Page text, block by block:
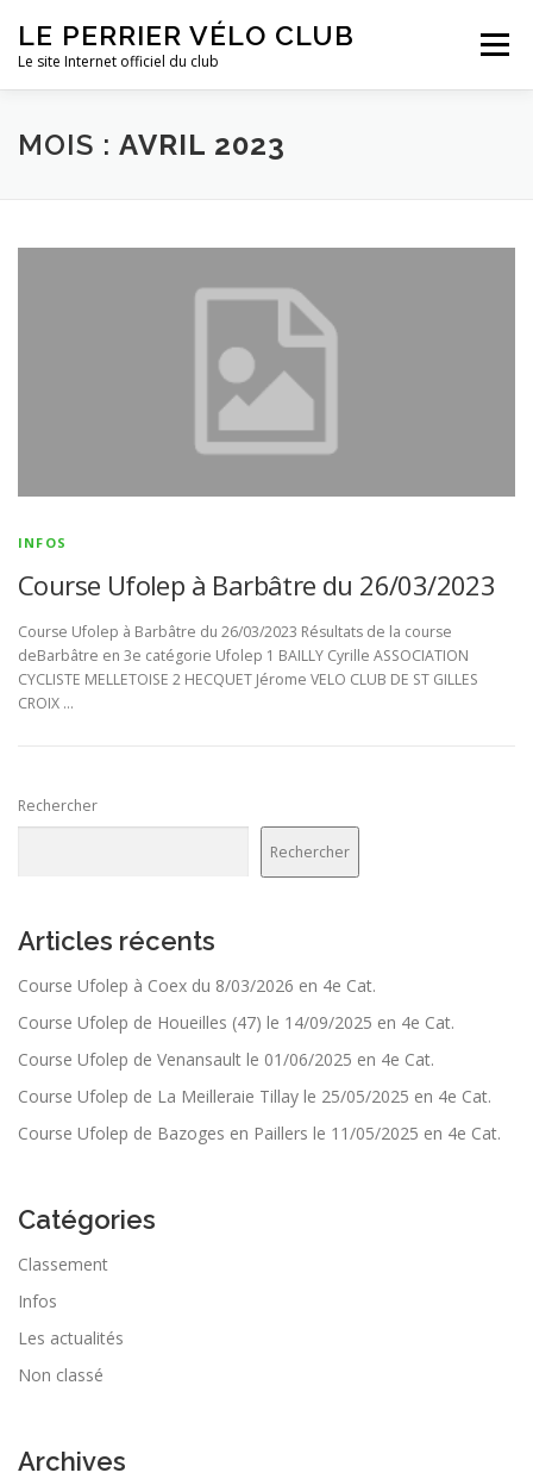
contenu
LE PERRIER VÉLO CLUB
Le site Internet officiel du club
Menu
ACTUALITÉS LE CLUB
MOIS : AVRIL 2023
INFOS
Course Ufolep à Barbâtre du 26/03/2023
Course Ufolep à Barbâtre du 26/03/2023 Résultats de la course
deBarbâtre en 3e catégorie Ufolep 1 BAILLY Cyrille ASSOCIATION
CYCLISTE MELLETOISE 2 HECQUET Jérome VELO CLUB DE ST GILLES
CROIX …
Rechercher
Rechercher
Articles récents
Course Ufolep à Coex du 8/03/2026 en 4e Cat.
Course Ufolep de Houeilles (47) le 14/09/2025 en 4e Cat.
Course Ufolep de Venansault le 01/06/2025 en 4e Cat.
Course Ufolep de La Meilleraie Tillay le 25/05/2025 en 4e Cat.
Course Ufolep de Bazoges en Paillers le 11/05/2025 en 4e Cat.
Catégories
Classement
Infos
Les actualités
Non classé
Archives